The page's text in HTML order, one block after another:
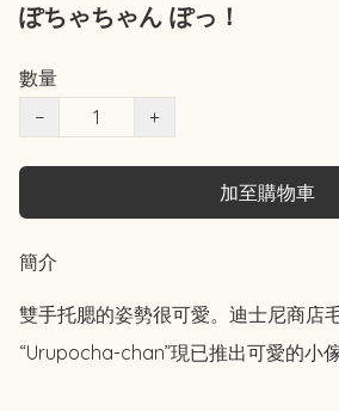
ぽちゃちゃん ぽっ！
數量
−
+
加至購物車
簡介
雙手托腮的姿勢很可愛。迪士尼商店
“Urupocha-chan”現已推出可愛的小傢